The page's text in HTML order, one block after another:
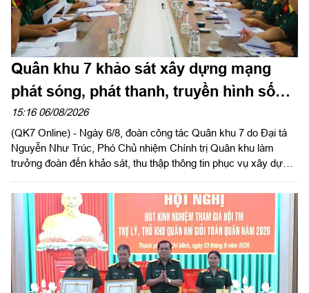
Quân khu 7 khảo sát xây dựng mạng
phát sóng, phát thanh, truyền hình số
mặt đất tại Trung đoàn 271
15:16 06/08/2026
(QK7 Online) - Ngày 6/8, đoàn công tác Quân khu 7 do Đại tá
Nguyễn Như Trúc, Phó Chủ nhiệm Chính trị Quân khu làm
trưởng đoàn đến khảo sát, thu thập thông tin phục vụ xây dựng
mặt đất toàn quân dự phòng chiến lược quốc gia” (Đề án 3094)
tại Trung đoàn 271, Sư đoàn 5.